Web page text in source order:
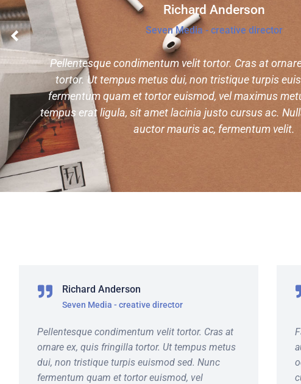
Richard Anderson
Seven Media - creative director
Pellentesque condimentum velit tortor. Cras at
tortor. Ut tempus metus dui, non tristique turpis
fermentum quam et tortor euismod, vel maximus
tempus erat ligula, sit amet lacinia justo cursus ac.
auctor mauris ac, fermentum velit.
Richard Anderson
Seven Media - creative director
Pellentesque condimentum velit tortor. Cras at
ornare ex, quis fringilla tortor. Ut tempus metus
dui, non tristique turpis euismod sed. Nunc
fermentum quam et tortor euismod, vel